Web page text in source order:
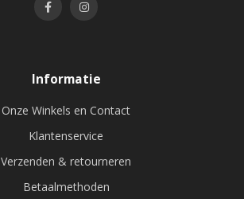
Informatie
Onze Winkels en Contact
Klantenservice
Verzenden & retourneren
Betaalmethoden